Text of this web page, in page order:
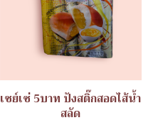
เซย์เซ่ 5บาท ปังสติ๊กสอดไส้น้ำ
สลัด